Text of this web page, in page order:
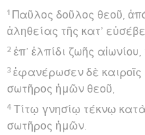
1 Παῦλος δοῦλος θεοῦ,
ἀληθείας τῆς κατ’
2 ἐπ’ ἐλπίδι ζωῆς
3 ἐφανέρωσεν δὲ καιροῖς
σωτῆρος ἡμῶν θεοῦ,
4 Τίτῳ γνησίῳ τέκνῳ κατὰ
σωτῆρος ἡμῶν.